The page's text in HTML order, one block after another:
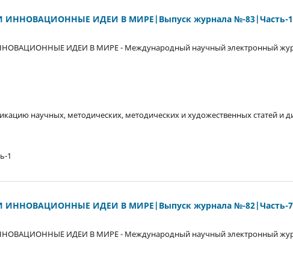
ИННОВАЦИОННЫЕ ИДЕИ В МИРЕ|Выпуск журнала №-83|Часть-1
ИДЕИ В МИРЕ - Международный научный электронный
научных, методических, методических и художественных статей и
1
ИННОВАЦИОННЫЕ ИДЕИ В МИРЕ|Выпуск журнала №-82|Часть-7
ИДЕИ В МИРЕ - Международный научный электронный